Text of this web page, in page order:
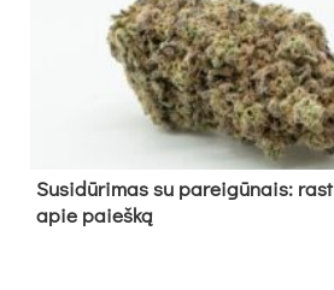
Su­si­dū­ri­mas su pa­rei­gū­nais:
apie paieš­ką